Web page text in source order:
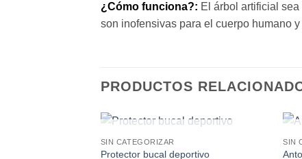
¿Cómo funciona?: El árbol artificial
son inofensivas para el cuerpo humano
PRODUCTOS
SIN EXISTENCIAS
SIN CATEGORIZAR
Protector bucal deportivo
SIN